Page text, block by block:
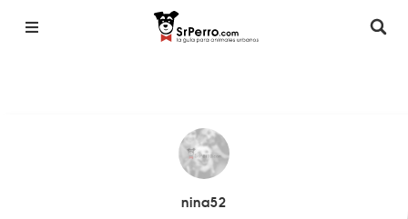
nina52